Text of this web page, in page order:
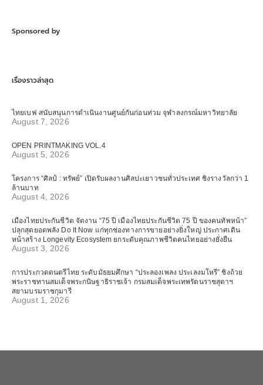
Sponsored by
เรื่องราวล่าสุด
ไทยเบฟ สนับสนุนการดำเนินงานศูนย์กันก่อนท่วม จุฬาลงกรณ์มหาวิทยาลัย
August 7, 2026
OPEN PRINTMAKING VOL.4
August 5, 2026
โครงการ “ศิลป์ : ทรัพย์” เปิดรับผลงานศิลปะเยาวชนทั่วประเทศ ชิงรางวัลกว่า 1
ล้านบาท
August 4, 2026
เมืองไทยประกันชีวิต จัดงาน “75 ปี เมืองไทยประกันชีวิต 75 ปี ของคนทัพหน้า”
ปลุกสุดยอดพลัง Do It Now แก่ทุกช่องทางการขายอย่างยิ่งใหญ่ ประกาศเดิน
หน้าสร้าง Longevity Ecosystem ยกระดับคุณภาพชีวิตคนไทยอย่างยั่งยืน
August 3, 2026
การประกวดดนตรีไทย ระดับมัธยมศึกษา “ประลองเพลง ประเลงมโหรี” ชิงถ้วย
พระราชทานสมเด็จพระกนิษฐาธิราชเจ้า กรมสมเด็จพระเทพรัตนราชสุดาฯ
สยามบรมราชกุมารี
August 1, 2026